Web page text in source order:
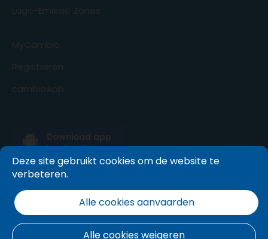
Lage-Emissie Zones
MyCambio
Registreren
cambioApp
Deze site gebruikt cookies om de website te
verbeteren.
Alle cookies weigeren
Alle cookies aanvaarden